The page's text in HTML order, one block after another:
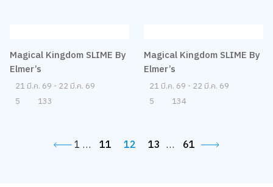
21 มี.ค. 69 - 22 มี.ค. 69
Magical Kingdom SLIME By
Elmer’s
21 มี.ค. 69 - 22 มี.ค. 69
5
134